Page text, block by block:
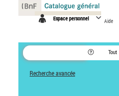
Espace personnel Aide
Tout
Recherche avancée
Panneau de gestion des cookies